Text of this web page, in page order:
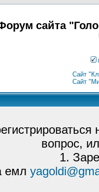
сайта
Сайт
Сайт
вопрос,
1.
емл